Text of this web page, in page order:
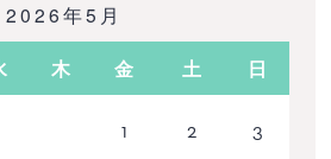
2026年5月
木 金 土 日
1 2
3